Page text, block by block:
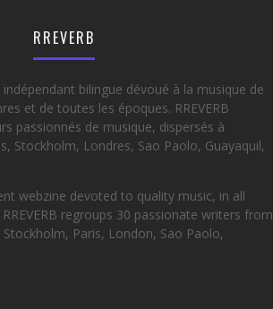
RREVERB
indépendant bilingue dévoué à la musique de
et de toutes les époques. RREVERB
passionnés de musique, dispersés à
Stockholm, Londres, Sao Paolo, Guayaquil,
webzine devoted to quality music, in all
regroups 30 passionate writers from
Paris, London, Sao Paolo,